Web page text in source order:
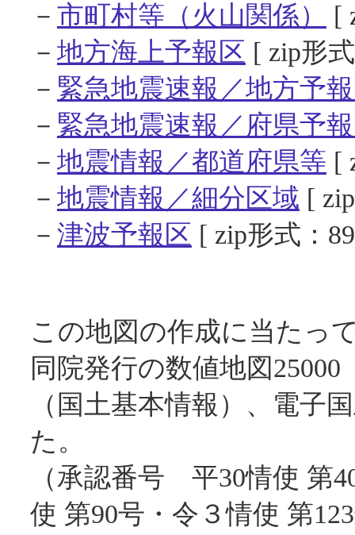
－ 市町村等（火山関係）
[
－ 地方海上予報区 [ zip形
－ 緊急地震速報／地方予
－ 緊急地震速報／府県予
－ 地震情報／都道府県等 [
－ 地震情報／細分区域 [
－ 津波予報区 [ zip形式：
この地図の作成に当たっ
同院発行の数値地図
（国土基本情報）、電子
た。
（承認番号 平30情使 第
使 第90号・令３情使 第